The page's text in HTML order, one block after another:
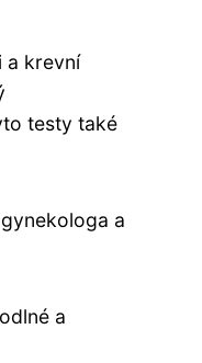
a krevní
testy také
a
a